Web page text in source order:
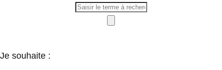
Je souhaite :